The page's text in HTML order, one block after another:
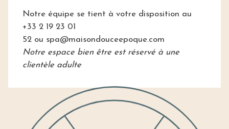
Notre équipe se tient à votre disposition au
+33 2 19 23 01
52 ou spa@maisondouceepoque.com
Notre espace bien être est réservé à une
clientèle adulte